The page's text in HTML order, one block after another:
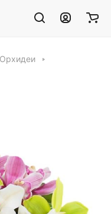
Орхидеи